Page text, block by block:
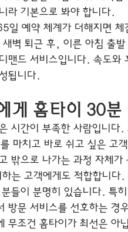
라 기본으로 봐야 합니다.
일 예약 체계가 더해지면
벽 퇴근 후, 이른 아침 출
맨드 서비스입니다. 속도와
됩니다.
게 홈타이 30
시간이 부족한 사람입니
마치고 바로 쉬고 싶은 고
밖으로 나가는 과정 자체
는 고객에게도 적합합니
들이 분명히 있습니다. 특
방문 서비스를 선호하는 경
무조건 홈타이가 최선은 아